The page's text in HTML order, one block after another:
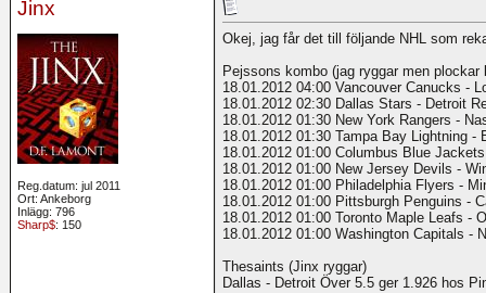
Jinx
Reg.datum: jul 2011
Ort: Ankeborg
Inlägg: 796
Sharp$: 150
Okej, jag får det till följande NHL som
Pejssons kombo (jag ryggar men plockar
18.01.2012 04:00 Vancouver Canucks -
18.01.2012 02:30 Dallas Stars - Detroit
18.01.2012 01:30 New York Rangers -
18.01.2012 01:30 Tampa Bay Lightning -
18.01.2012 01:00 Columbus Blue
18.01.2012 01:00 New Jersey Devils -
18.01.2012 01:00 Philadelphia Flyers -
18.01.2012 01:00 Pittsburgh Penguins -
18.01.2012 01:00 Toronto Maple Leafs -
18.01.2012 01:00 Washington Capitals -
Thesaints (Jinx ryggar)
Dallas - Detroit Över 5.5 ger 1.926 hos